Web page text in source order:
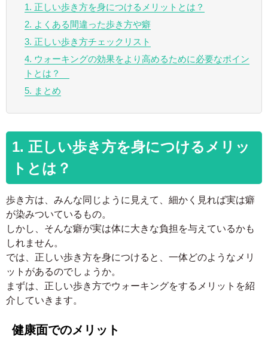
1. 正しい歩き方を身につけるメリットとは？
2. よくある間違った歩き方や癖
3. 正しい歩き方チェックリスト
4. ウォーキングの効果をより高めるために必要なポイン
トとは？
5. まとめ
1. 正しい歩き方を身につけるメリッ
トとは？
歩き方は、みんな同じように見えて、細かく見れば実は癖
が染みついているもの。
しかし、そんな癖が実は体に大きな負担を与えているかも
しれません。
では、正しい歩き方を身につけると、一体どのようなメリ
ットがあるのでしょうか。
まずは、正しい歩き方でウォーキングをするメリットを紹
介していきます。
健康面でのメリット